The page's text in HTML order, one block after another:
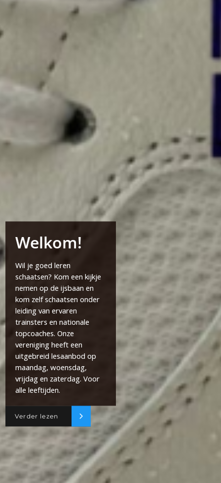
Welkom!
Wil je goed leren
schaatsen? Kom een kijkje
nemen op de ijsbaan en
kom zelf schaatsen onder
leiding van ervaren
trainsters en nationale
topcoaches. Onze
vereniging heeft een
uitgebreid lesaanbod op
maandag, woensdag,
vrijdag en zaterdag. Voor
alle leeftijden.
Verder lezen